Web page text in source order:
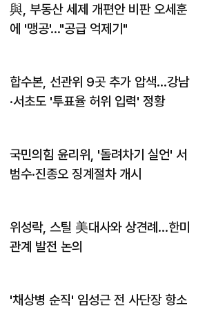
與, 부동산 세제 개편안 비판 오세훈
에 '맹공'…"공급 억제기"
합수본, 선관위 9곳 추가 압색…강남
·서초도 '투표율 허위 입력' 정황
국민의힘 윤리위, '돌려차기 실언' 서
범수·진종오 징계절차 개시
위성락, 스틸 美대사와 상견례…한미
관계 발전 논의
'채상병 순직' 임성근 전 사단장 항소